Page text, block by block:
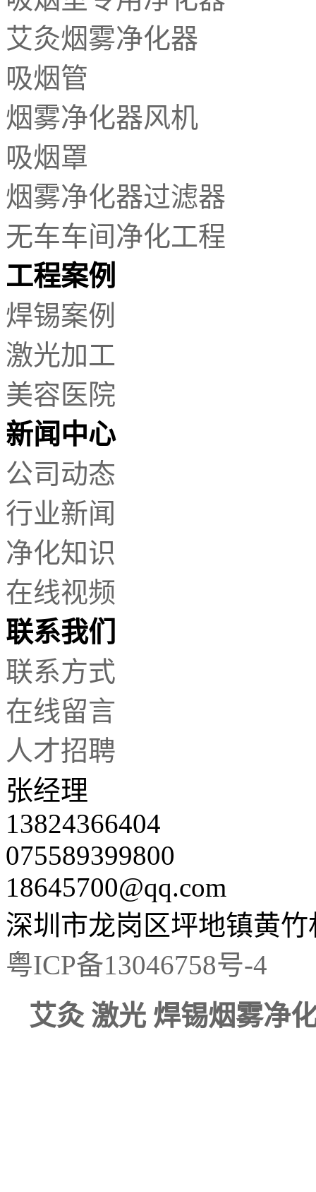
艾灸烟雾净化器
吸烟管
烟雾净化器风机
吸烟罩
烟雾净化器过滤器
无车车间净化工程
工程案例
焊锡案例
激光加工
美容医院
新闻中心
公司动态
行业新闻
净化知识
在线视频
联系我们
联系方式
在线留言
人才招聘
张经理
13824366404
075589399800
18645700@qq.com
深圳市龙岗区坪地镇黄竹
粤ICP备13046758号-4
艾灸 激光 焊锡烟雾净